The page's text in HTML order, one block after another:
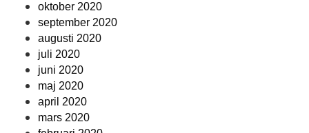
oktober 2020
september 2020
augusti 2020
juli 2020
juni 2020
maj 2020
april 2020
mars 2020